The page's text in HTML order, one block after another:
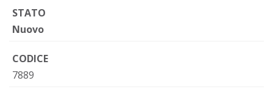
STATO
Nuovo
CODICE
7889